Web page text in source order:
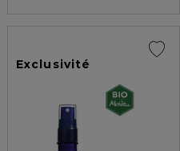
Exclusivité